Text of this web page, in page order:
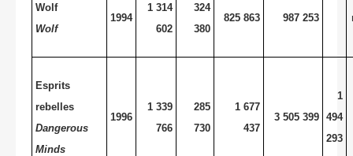
Wolf
Wolf
1994
1 314
602
324
380
825 863 987 253
Esprits
rebelles
Dangerous
Minds
1996
1 339
766
285
730
1 677
437
3 505 399
1
494
293